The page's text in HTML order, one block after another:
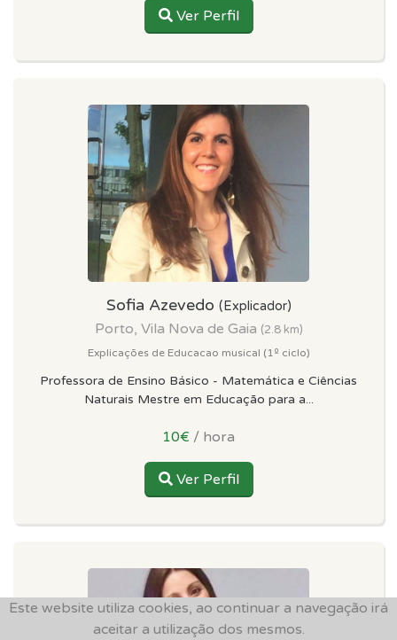
Este website utiliza cookies, ao continuar a navegação irá
aceitar a utilização dos mesmos.
Ver Perfil
Sofia Azevedo (Explicador)
Porto, Vila Nova de Gaia (2.8 km)
Explicações de Educacao musical (1º ciclo)
Professora de Ensino Básico - Matemática e Ciências
Naturais Mestre em Educação para a...
10€ / hora
Ver Perfil